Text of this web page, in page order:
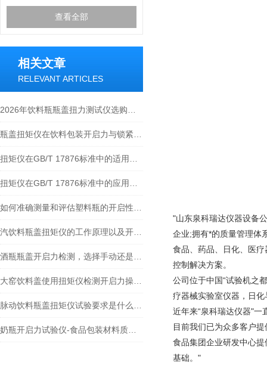
查看全部
相关文章
RELEVANT ARTICLES
"山东泉科瑞达仪器设备
企业;拥有*的质量管理体
食品、药品、日化、医
控制解决方案。
公司位于中国“试验机之
疗器械实验室仪器，日
近年来“泉科瑞达仪器"
目前我们已为众多客户
食品集团企业研发中心
基础。"